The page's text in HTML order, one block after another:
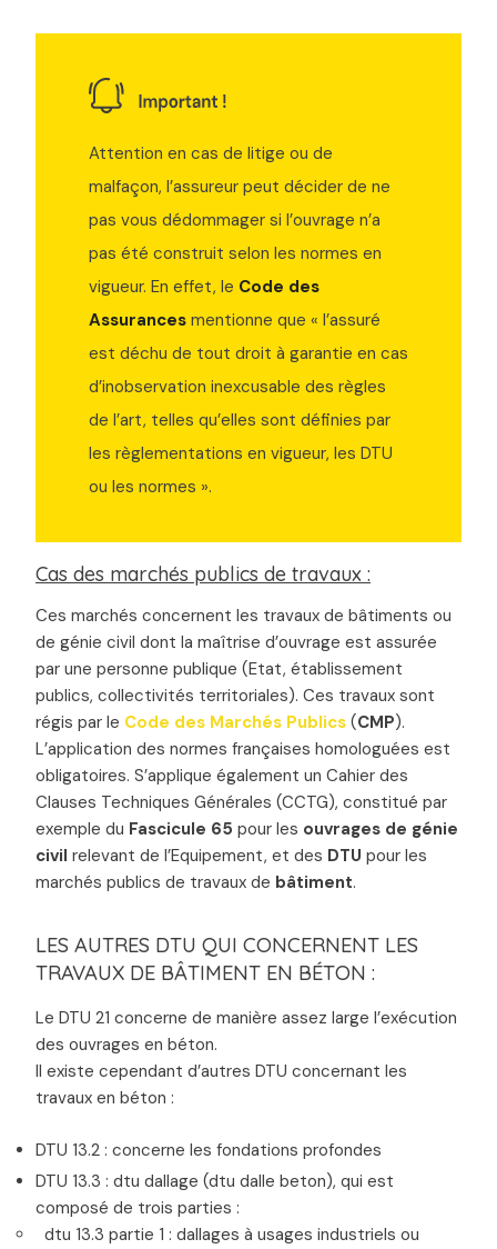
Attention en cas de litige ou de
malfaçon, l’assureur peut décider de ne
pas vous dédommager si l’ouvrage n’a
pas été construit selon les normes en
vigueur. En effet, le Code des
Assurances mentionne que « l’assuré
est déchu de tout droit à garantie en cas
d’inobservation inexcusable des règles
de l’art, telles qu’elles sont définies par
les règlementations en vigueur, les DTU
ou les normes ».
Cas des marchés publics de travaux :
Ces marchés concernent les travaux de bâtiments ou
de génie civil dont la maîtrise d’ouvrage est assurée
par une personne publique (Etat, établissement
publics, collectivités territoriales). Ces travaux sont
régis par le Code des Marchés Publics (CMP).
L’application des normes françaises homologuées est
obligatoires. S’applique également un Cahier des
Clauses Techniques Générales (CCTG), constitué par
exemple du Fascicule 65 pour les ouvrages de génie
civil relevant de l’Equipement, et des DTU pour les
marchés publics de travaux de bâtiment.
LES AUTRES DTU QUI CONCERNENT LES
TRAVAUX DE BÂTIMENT EN BÉTON :
Le DTU 21 concerne de manière assez large l’exécution
des ouvrages en béton.
Il existe cependant d’autres DTU concernant les
travaux en béton :
DTU 13.2 : concerne les fondations profondes
DTU 13.3 : dtu dallage (dtu dalle beton), qui est
composé de trois parties :
dtu 13.3 partie 1 : dallages à usages industriels ou